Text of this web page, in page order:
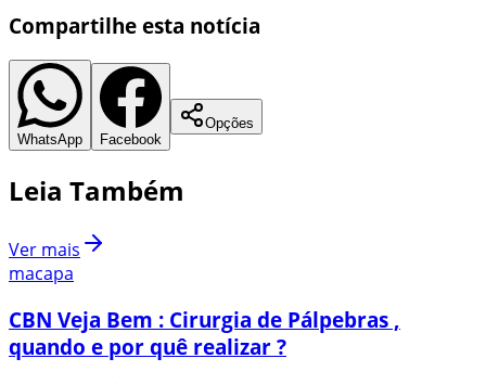
Compartilhe esta notícia
WhatsApp Facebook
Opções
Leia Também
Ver mais
macapa
CBN Veja Bem : Cirurgia de Pálpebras ,
quando e por quê realizar ?